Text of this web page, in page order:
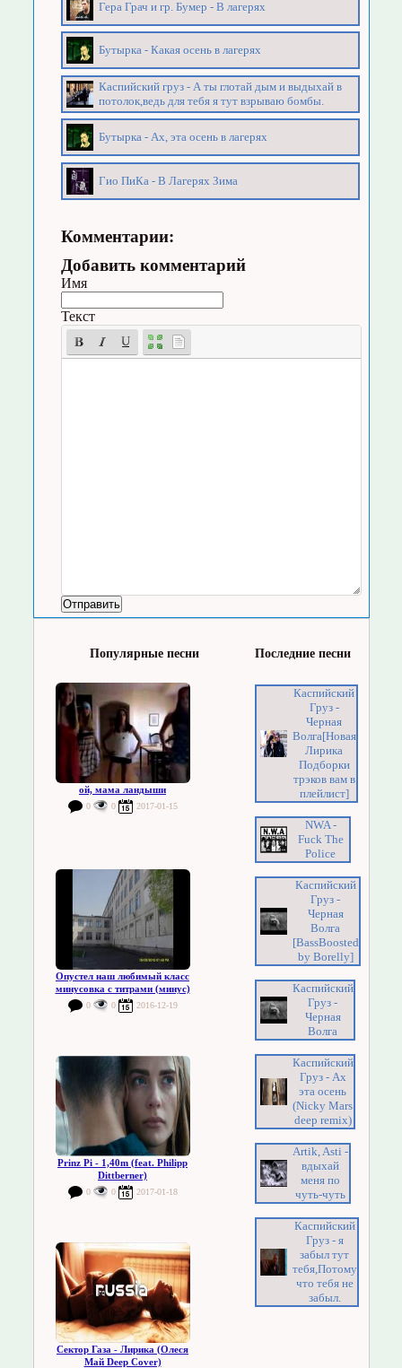
Гера Грач и гр. Бумер - В лагерях
Бутырка - Какая осень в лагерях
Каспийский груз - А ты глотай дым и выдыхай в
потолок,ведь для тебя я тут взрываю бомбы.
Бутырка - Ах, эта осень в лагерях
Гио ПиКа - В Лагерях Зима
Комментарии:
Добавить комментарий
Имя
Текст
Популярные песни
ой, мама ландыши
0 0 2017-01-15
Опустел наш любимый класс
минусовка с титрами (минус)
0 0 2016-12-19
Prinz Pi - 1,40m (feat. Philipp
Dittberner)
0 0 2017-01-18
Сектор Газа - Лирика (Олеся
Май Deep Cover)
Последние песни
Каспийский
Груз -
Черная
Волга[Новая
Лирика
Подборки
трэков вам в
плейлист]
NWA -
Fuck The
Police
Каспийский
Груз -
Черная
Волга
[BassBoosted
by Borelly]
Каспийский
Груз -
Черная
Волга
Каспийский
Груз - Ах
эта осень
(Nicky Mars
deep remix)
Artik, Asti -
вдыхай
меня по
чуть-чуть
Каспийский
Груз - я
забыл тут
тебя,Потому
что тебя не
забыл.